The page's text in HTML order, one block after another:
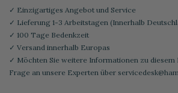
✓ Einzigartiges Angebot und Service
✓ Lieferung 1-3 Arbeitstagen (Innerhalb
✓ 100 Tage Bedenkzeit
✓ Versand innerhalb Europas
✓ Möchten Sie weitere Informationen zu diesem
Frage an unsere Experten über